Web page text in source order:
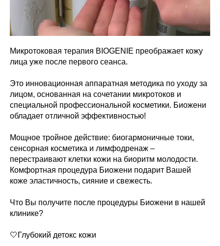
Микротоковая терапия BIOGENIE преображает кожу
лица уже после первого сеанса.
Это инновационная аппаратная методика по уходу за
лицом, основанная на сочетании микротоков и
специальной профессиональной косметики. Биожени
обладает отличной эффективностью!
Мощное тройное действие: биогармоничные токи,
сенсорная косметика и лимфодренаж –
перестраивают клетки кожи на биоритм молодости.
Комфортная процедура Биожени подарит Вашей
коже эластичность, сияние и свежесть.
Что Вы получите после процедуры Биожени в нашей
клинике?
🤍Глубокий детокс кожи